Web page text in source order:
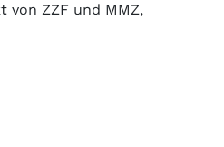
von ZZF und MMZ,